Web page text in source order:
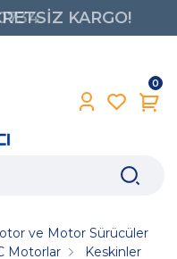
KARGO!
0
ve Motor Sürücüler
Motorlar Keskinler